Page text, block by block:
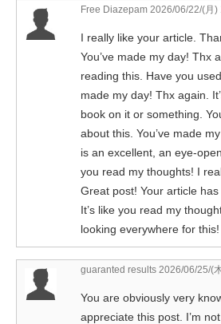
Free Diazepam 2026/06/22/(月)
I really like your article.
You’ve made my day! Thx
reading this. Have you
made my day! Thx again.
book on it or something.
about this. You’ve made
is an excellent, an eye-
you read my thoughts! I
Great post! Your article
It’s like you read my
looking everywhere for
guaranted results 2026/06/25/(
You are obviously very
appreciate this post. I’m